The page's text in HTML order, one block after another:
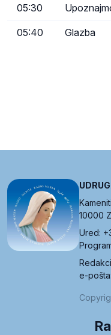
05:30
05:40 Glazba
10000
Ured:
e-